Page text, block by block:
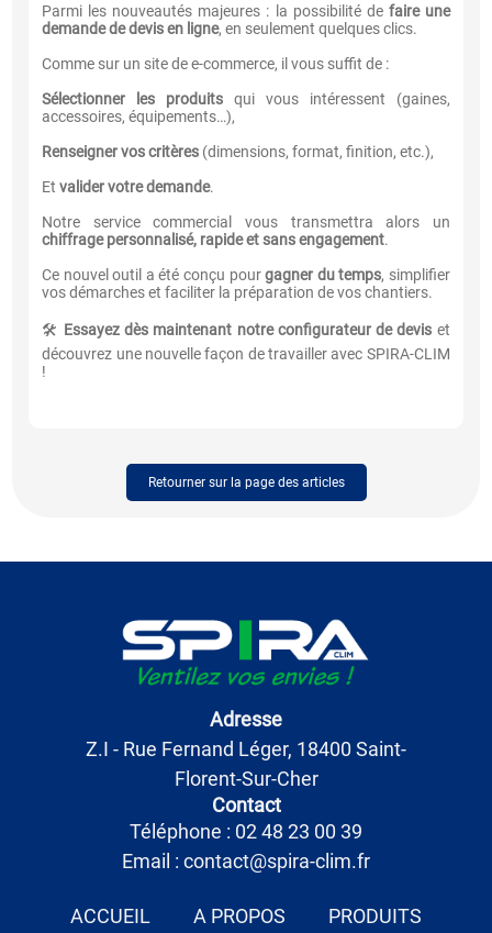
Parmi les nouveautés majeures : la possibilité de faire une
demande de devis en ligne, en seulement quelques clics.
Comme sur un site de e-commerce, il vous suffit de :
Sélectionner les produits qui vous intéressent (gaines,
accessoires, équipements…),
Renseigner vos critères (dimensions, format, finition, etc.),
Etvalider votre demande.
Notre service commercial vous transmettra alors un
chiffrage personnalisé, rapide et sans engagement.
Ce nouvel outil a été conçu pourgagner du temps, simplifier
vos démarches et faciliter la préparation de vos chantiers.
🛠️ Essayez dès maintenant notre configurateur de devis et
découvrez une nouvelle façon de travailler avec SPIRA-CLIM
!
Retourner sur la page des articles
Adresse
Z.I - Rue Fernand Léger, 18400 Saint-
Florent-Sur-Cher
Contact
Téléphone : 02 48 23 00 39
Email : contact@spira-clim.fr
ACCUEIL A PROPOS
PRODUITS